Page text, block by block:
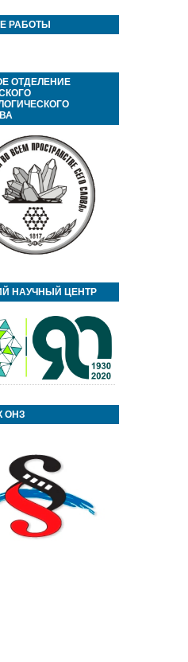
РАБОТЫ
ОТДЕЛЕНИЕ
НАУЧНЫЙ ЦЕНТР
ОНЗ